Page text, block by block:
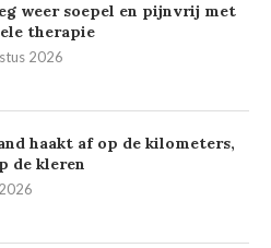
weer soepel en pijnvrij met
therapie
2026
haakt af op de kilometers,
de kleren